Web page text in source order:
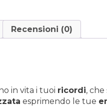
Recensioni (0)
in vita i tuoi ricordi,
esprimendo le tue